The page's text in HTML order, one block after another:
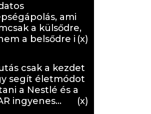
ami
a külsődre,
a belsődre is
csak a kezdet
segít életmódot
a Nestlé és a
ingyenes